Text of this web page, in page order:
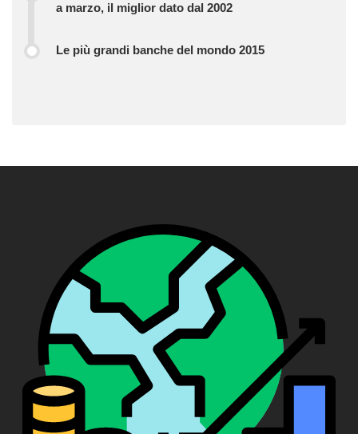
a marzo, il miglior dato dal 2002
Le più grandi banche del mondo 2015